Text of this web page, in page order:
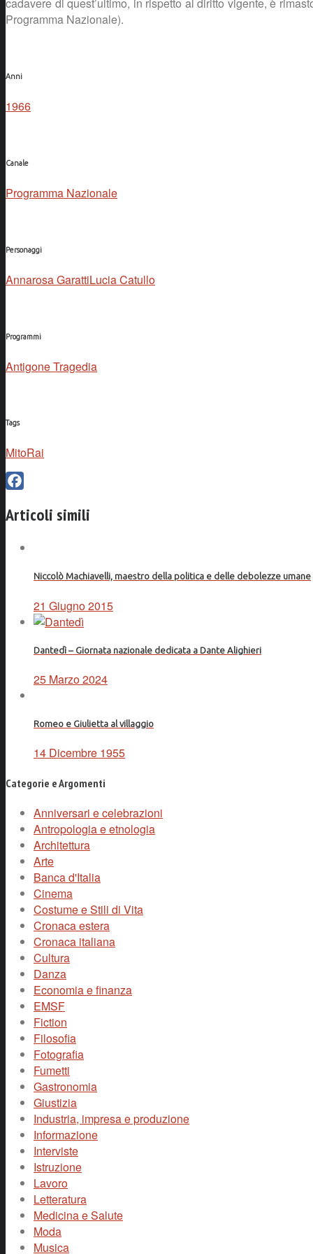
Programma Nazionale).
Anni
1966
Canale
Programma Nazionale
Personaggi
Annarosa GarattiLucia Catullo
Programmi
Antigone Tragedia
Tags
MitoRai
Articoli simili
Niccolò Machiavelli, maestro della politica e delle debolezze umane
21 Giugno 2015
Dantedì – Giornata nazionale dedicata a Dante Alighieri
25 Marzo 2024
Romeo e Giulietta al villaggio
14 Dicembre 1955
Categorie e Argomenti
Anniversari e celebrazioni
Antropologia e etnologia
Architettura
Arte
Banca d'Italia
Cinema
Costume e Stili di Vita
Cronaca estera
Cronaca italiana
Cultura
Danza
Economia e finanza
EMSF
Fiction
Filosofia
Fotografia
Fumetti
Gastronomia
Giustizia
Industria, impresa e produzione
Informazione
Interviste
Istruzione
Lavoro
Letteratura
Medicina e Salute
Moda
Musica